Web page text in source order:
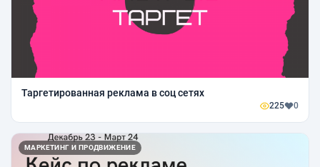
Таргетированная реклама в соц сетях
225 0
МАРКЕТИНГ И ПРОДВИЖЕНИЕ